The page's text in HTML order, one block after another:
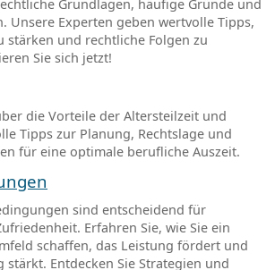
Grundlagen, häufige Gründe und
Unsere Experten geben wertvolle Tipps,
stärken und rechtliche Folgen zu
Sie sich jetzt!
die Vorteile der Altersteilzeit und
Tipps zur Planung, Rechtslage und
für eine optimale berufliche Auszeit.
sind entscheidend für
Erfahren Sie, wie Sie ein
schaffen, das Leistung fördert und
Entdecken Sie Strategien und